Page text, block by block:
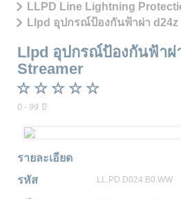
LLPD Line Lightning
Llpd อุปกรณ์ป้องกันฟ้าผ่า d24z
Llpd อุปกรณ์ป้องกันฟ้าผ่
Streamer
0 - 99 ปี
รายละเอียด
รหัส
LL.PD.D024.B0.WW